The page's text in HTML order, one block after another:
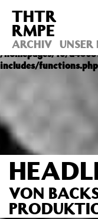
Deprecated : Die
Version 4.4.0
get_permalink(). in
/homepages/10/
includes/functions.php
THTR
RMPE
ARCHIV
VON